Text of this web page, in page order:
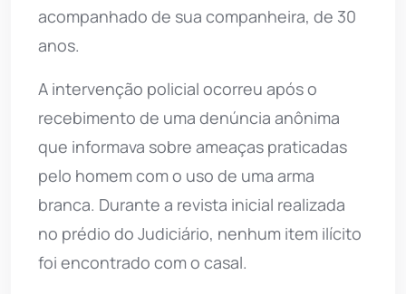
acompanhado de sua companheira, de 30
anos.
A intervenção policial ocorreu após o
recebimento de uma denúncia anônima
que informava sobre ameaças praticadas
pelo homem com o uso de uma arma
branca. Durante a revista inicial realizada
no prédio do Judiciário, nenhum item ilícito
foi encontrado com o casal.